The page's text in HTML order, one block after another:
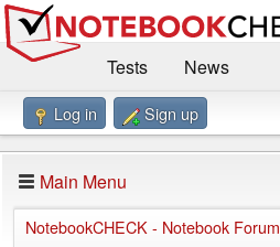
Tests
News
Benchmarks / Technik
Forum
Impressum
Log in Sign up
Main Menu
NotebookCHECK - Notebook Forum